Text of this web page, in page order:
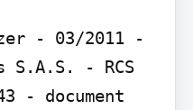
- 03/2011 -
S.A.S. - RCS
- document